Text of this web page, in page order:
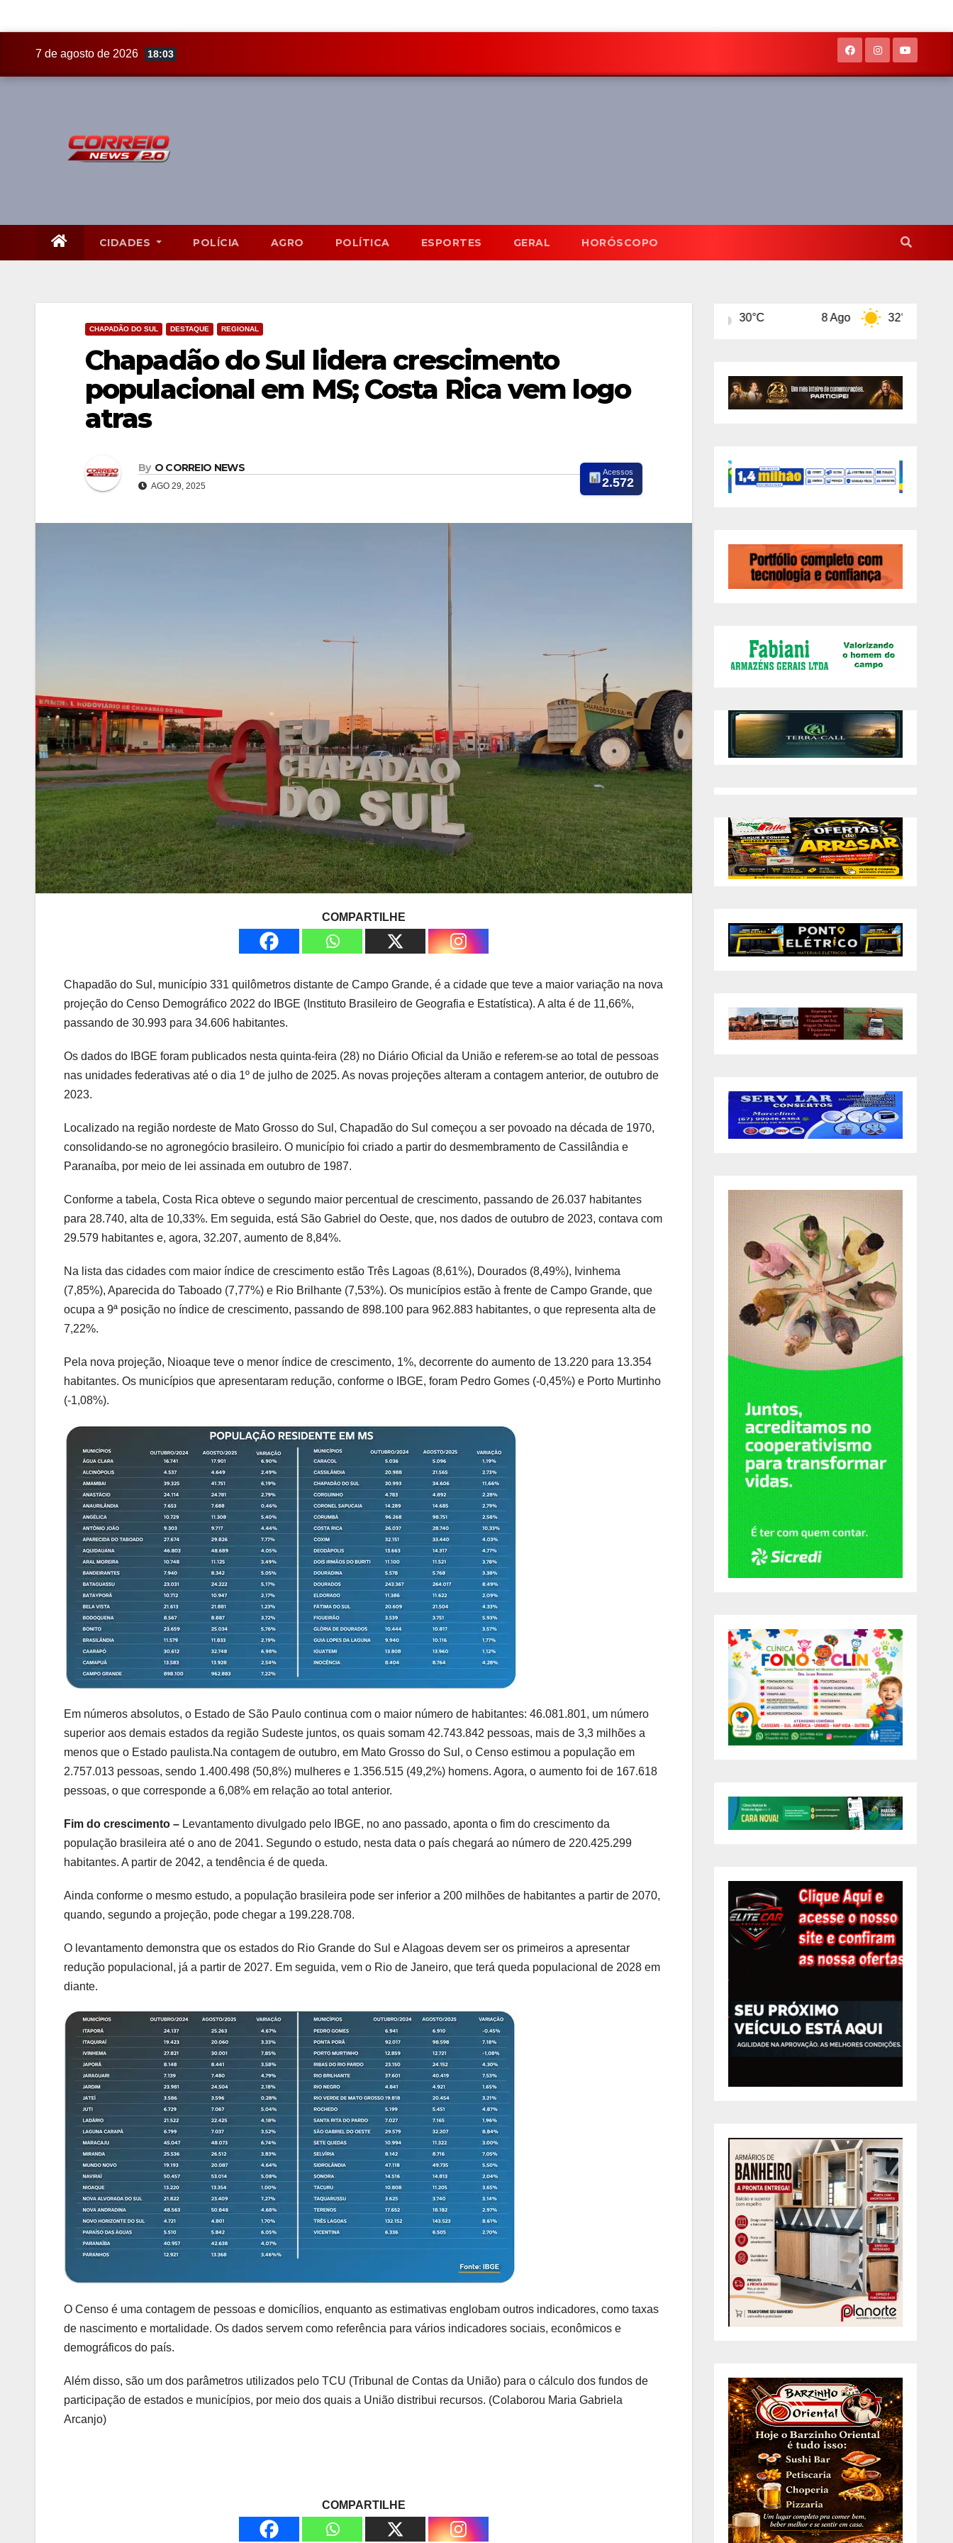
7 de agosto de 2026 18:03
CIDADES POLÍCIA AGRO POLÍTICA ESPORTES GERAL HORÓSCOPO
CHAPADÃO DO SUL DESTAQUE REGIONAL
Chapadão do Sul lidera crescimento
populacional em MS; Costa Rica vem logo
atras
By O CORREIO NEWS
AGO 29, 2025
Acessos
2.572
COMPARTILHE
Chapadão do Sul, município 331 quilômetros distante de Campo Grande, é a cidade que teve a maior variação na nova
projeção do Censo Demográfico 2022 do IBGE (Instituto Brasileiro de Geografia e Estatística). A alta é de 11,66%,
passando de 30.993 para 34.606 habitantes.
Os dados do IBGE foram publicados nesta quinta-feira (28) no Diário Oficial da União e referem-se ao total de pessoas
nas unidades federativas até o dia 1º de julho de 2025. As novas projeções alteram a contagem anterior, de outubro de
2023.
Localizado na região nordeste de Mato Grosso do Sul, Chapadão do Sul começou a ser povoado na década de 1970,
consolidando-se no agronegócio brasileiro. O município foi criado a partir do desmembramento de Cassilândia e
Paranaíba, por meio de lei assinada em outubro de 1987.
Conforme a tabela, Costa Rica obteve o segundo maior percentual de crescimento, passando de 26.037 habitantes
para 28.740, alta de 10,33%. Em seguida, está São Gabriel do Oeste, que, nos dados de outubro de 2023, contava com
29.579 habitantes e, agora, 32.207, aumento de 8,84%.
Na lista das cidades com maior índice de crescimento estão Três Lagoas (8,61%), Dourados (8,49%), Ivinhema
(7,85%), Aparecida do Taboado (7,77%) e Rio Brilhante (7,53%). Os municípios estão à frente de Campo Grande, que
ocupa a 9ª posição no índice de crescimento, passando de 898.100 para 962.883 habitantes, o que representa alta de
7,22%.
Pela nova projeção, Nioaque teve o menor índice de crescimento, 1%, decorrente do aumento de 13.220 para 13.354
habitantes. Os municípios que apresentaram redução, conforme o IBGE, foram Pedro Gomes (-0,45%) e Porto Murtinho
(-1,08%).
Em números absolutos, o Estado de São Paulo continua com o maior número de habitantes: 46.081.801, um número
superior aos demais estados da região Sudeste juntos, os quais somam 42.743.842 pessoas, mais de 3,3 milhões a
menos que o Estado paulista.Na contagem de outubro, em Mato Grosso do Sul, o Censo estimou a população em
2.757.013 pessoas, sendo 1.400.498 (50,8%) mulheres e 1.356.515 (49,2%) homens. Agora, o aumento foi de 167.618
pessoas, o que corresponde a 6,08% em relação ao total anterior.
Fim do crescimento – Levantamento divulgado pelo IBGE, no ano passado, aponta o fim do crescimento da
população brasileira até o ano de 2041. Segundo o estudo, nesta data o país chegará ao número de 220.425.299
habitantes. A partir de 2042, a tendência é de queda.
Ainda conforme o mesmo estudo, a população brasileira pode ser inferior a 200 milhões de habitantes a partir de 2070,
quando, segundo a projeção, pode chegar a 199.228.708.
O levantamento demonstra que os estados do Rio Grande do Sul e Alagoas devem ser os primeiros a apresentar
redução populacional, já a partir de 2027. Em seguida, vem o Rio de Janeiro, que terá queda populacional de 2028 em
diante.
O Censo é uma contagem de pessoas e domicílios, enquanto as estimativas englobam outros indicadores, como taxas
de nascimento e mortalidade. Os dados servem como referência para vários indicadores sociais, econômicos e
demográficos do país.
Além disso, são um dos parâmetros utilizados pelo TCU (Tribunal de Contas da União) para o cálculo dos fundos de
participação de estados e municípios, por meio dos quais a União distribui recursos. (Colaborou Maria Gabriela
Arcanjo)
COMPARTILHE
8 Ago 32°C